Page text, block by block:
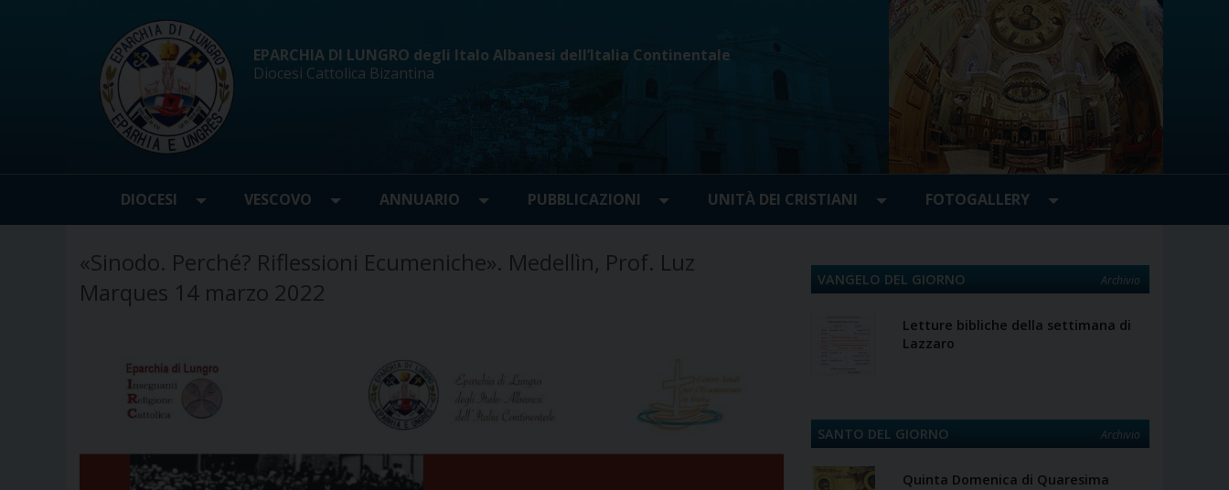
EPARCHIA DI LUNGRO degli Italo Albanesi dell’Italia Continentale
Diocesi Cattolica Bizantina
DIOCESI VESCOVO ANNUARIO PUBBLICAZIONI UNITÀ DEI CRISTIANI FOTOGALLERY
«Sinodo. Perché? Riflessioni Ecumeniche». Medellìn, Prof. Luz
Marques 14 marzo 2022
VANGELO DEL GIORNO Archivio
Letture bibliche della settimana di
Lazzaro
SANTO DEL GIORNO Archivio
Quinta Domenica di Quaresima